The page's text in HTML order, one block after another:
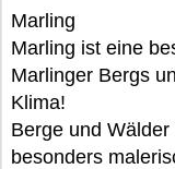
Marling
Marling ist eine
Marlinger Bergs
Klima!
Berge und
besonders